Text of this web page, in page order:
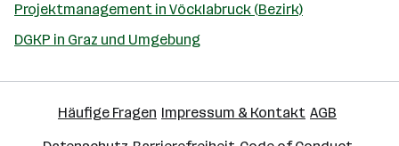
Projektmanagement in Vöcklabruck (Bezirk)
DGKP in Graz und Umgebung
Häufige Fragen Impressum & Kontakt AGB